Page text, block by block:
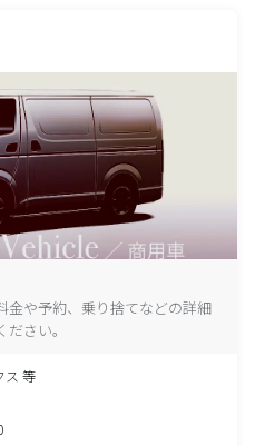
金や予約、乗り捨てなどの詳細
さい。
ス 等